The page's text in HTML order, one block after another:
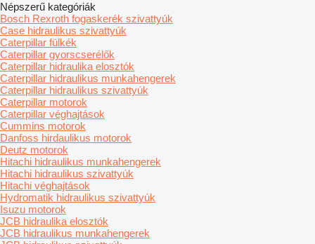
Népszerű kategóriák
Bosch Rexroth fogaskerék szivattyúk
Case hidraulikus szivattyúk
Caterpillar fülkék
Caterpillar gyorscserélők
Caterpillar hidraulika elosztók
Caterpillar hidraulikus munkahengerek
Caterpillar hidraulikus szivattyúk
Caterpillar motorok
Caterpillar véghajtások
Cummins motorok
Danfoss hirdaulikus motorok
Deutz motorok
Hitachi hidraulikus munkahengerek
Hitachi hidraulikus szivattyúk
Hitachi véghajtások
Hydromatik hidraulikus szivattyúk
Isuzu motorok
JCB hidraulika elosztók
JCB hidraulikus munkahengerek